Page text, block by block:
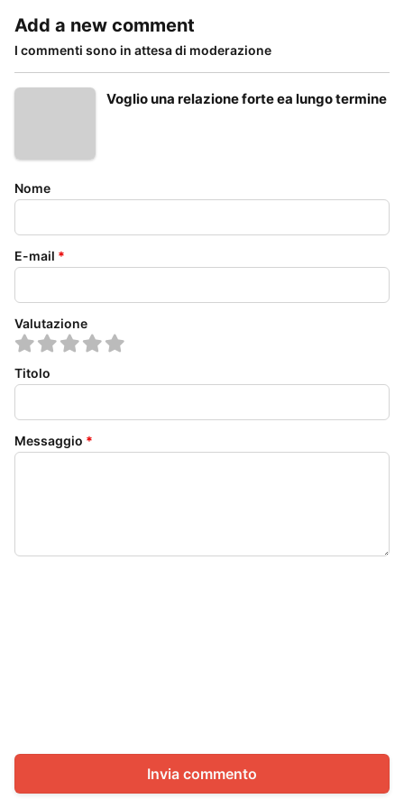
Add a new comment
I commenti sono in attesa di moderazione
Voglio una relazione forte ea lungo termine
Nome
E-mail *
Valutazione
Titolo
Messaggio *
Invia commento